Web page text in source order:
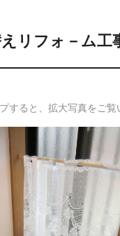
リフォ－ム
すると、拡大写真をご覧